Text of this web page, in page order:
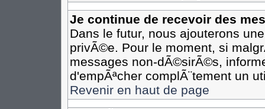
Je continue de recevoir des
Dans le futur, nous ajouterons
privÃ©e. Pour le moment, si
messages non-dÃ©sirÃ©s,
d'empÃªcher complÃ¨tement un
Revenir en haut de page